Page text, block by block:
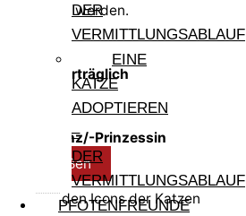
DER
VERMITTLUNGSABLAUF
EINE
KATZE
ADOPTIEREN
–
DER
VERMITTLUNGSABLAUF
PFOTENFREUNDE
vermittelt werden.
Katzenverträglich
Einzelprinz/-Prinzessin
Schließen
Infos zu den Icons der Katzen